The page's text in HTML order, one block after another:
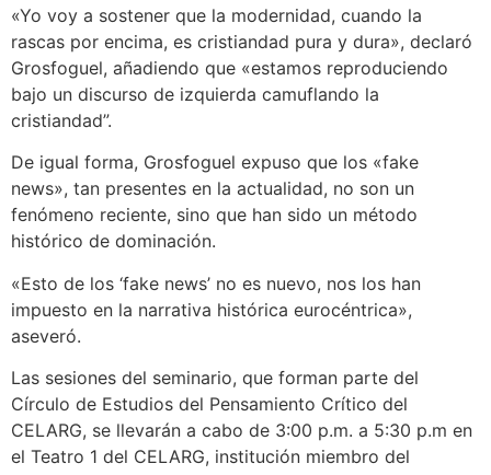
«Yo voy a sostener que la modernidad, cuando la
rascas por encima, es cristiandad pura y dura», declaró
Grosfoguel, añadiendo que «estamos reproduciendo
bajo un discurso de izquierda camuflando la
cristiandad”.
De igual forma, Grosfoguel expuso que los «fake
news», tan presentes en la actualidad, no son un
fenómeno reciente, sino que han sido un método
histórico de dominación.
«Esto de los ‘fake news’ no es nuevo, nos los han
impuesto en la narrativa histórica eurocéntrica»,
aseveró.
Las sesiones del seminario, que forman parte del
Círculo de Estudios del Pensamiento Crítico del
CELARG, se llevarán a cabo de 3:00 p.m. a 5:30 p.m en
el Teatro 1 del CELARG, institución miembro del